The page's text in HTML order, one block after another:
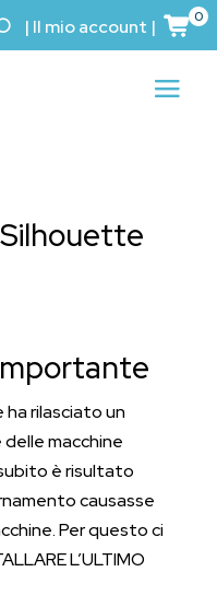
| Il mio account | 0
rilasciato un
macchine
è risultato
causasse
Per questo ci
L’ULTIMO